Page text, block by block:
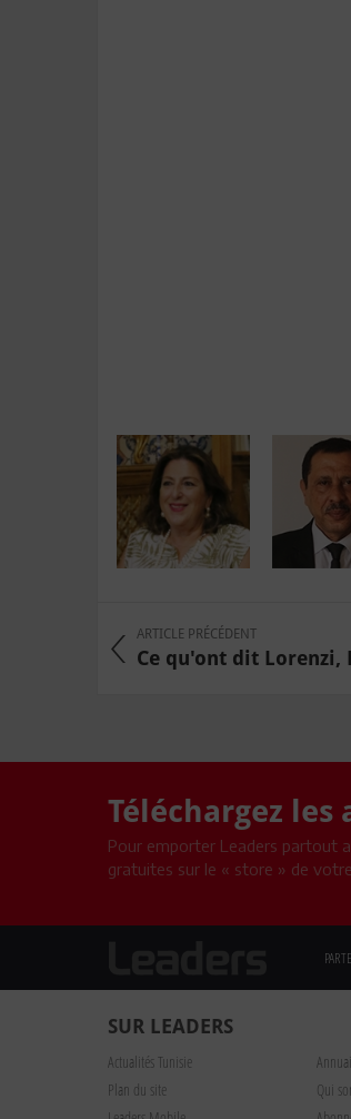
ARTICLE PRÉCÉDENT
Ce qu'ont dit Lorenzi,
Téléchargez
Pour emporter Leaders partout
gratuites sur le « store » de
SUR LEADERS
Actualités Tunisie
Plan du site
Qui